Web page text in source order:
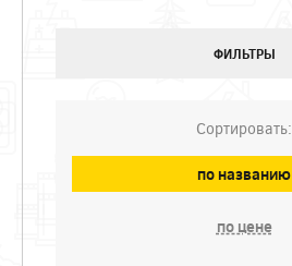
ФИЛЬТРЫ
Сортировать:
по названию
по цене